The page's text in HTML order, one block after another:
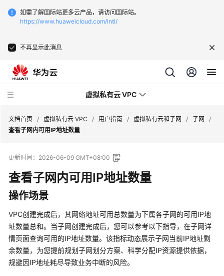
如需了解国际站更多云产品，请访问国际站。
https://www.huaweicloud.com/intl/
不再显示此消息
虚拟私有云 VPC
新
动
态
品
介
绍
快
文档首页 / 虚拟私有云 VPC / 用户指南 / 虚拟私有云和子网 / 子网
/
查看子网内可用IP地址数量
更新时间： 2026-06-09 GMT+08:00
查看子网内可用IP地址数量
操作场景
VPC创建完成后，其网络地址可用总数量为下属各子网的可用IP地
址数量总和。当子网创建完成后，您可以参考以下指导，在子网详
情页面查询可用的IP地址数量。该指标动态展示子网当前IP地址剩
余数量，为您提前规划子网划分方案、科学分配IP资源提供依据，
规避因IP地址耗尽导致业务中断的风险。